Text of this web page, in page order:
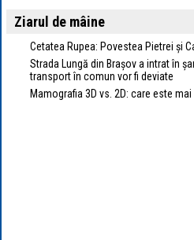
Ziarul de mâine
Cetatea Rupea: Povestea Pietrei și
Strada Lungă din Brașov a intrat în
transport în comun vor fi deviate
Mamografia 3D vs. 2D: care este